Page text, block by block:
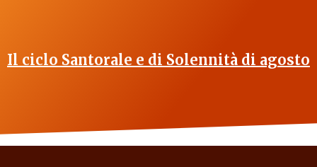
Il ciclo Santorale e di Solennità di agosto